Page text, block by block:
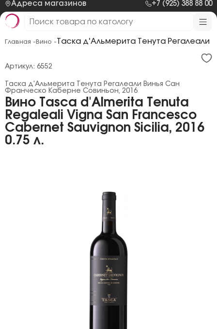
Адреса магазинов +7 (925) 388 88 00
Главная - Вино -Таска д'Альмерита Тенута Регалеали
Вино Tasca d'Almerita Tenuta
Regaleali Vigna San Francesco
Cabernet Sauvignon Sicilia, 2016
0.75 л.
Таска д'Альмерита Тенута Регалеали Винья Сан
Франческо Каберне Совиньон, 2016
Артикул: 6552